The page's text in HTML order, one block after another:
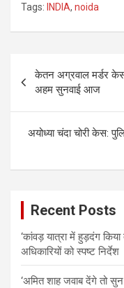
Tags: INDIA, noida
Post
navigation
केतन अग्रवाल मर्डर
अहम सुनवाई आज
अयोध्या चंदा चोरी केस:
Recent Posts
‘कांवड़ यात्रा में हुड़दंग किया
अधिकारियों को स्पष्ट निर्देश
‘अमित शाह जवाब देंगे तो सुन